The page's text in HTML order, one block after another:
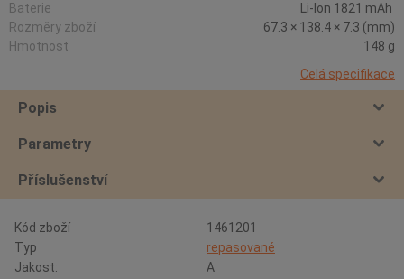
Baterie
Li-Ion 1821 mAh
Rozměry zboží
67.3 × 138.4 × 7.3 (mm)
Hmotnost
148 g
Celá specifikace
Popis
Parametry
Příslušenství
Kód zboží
1461201
Typ
repasované
Jakost:
A